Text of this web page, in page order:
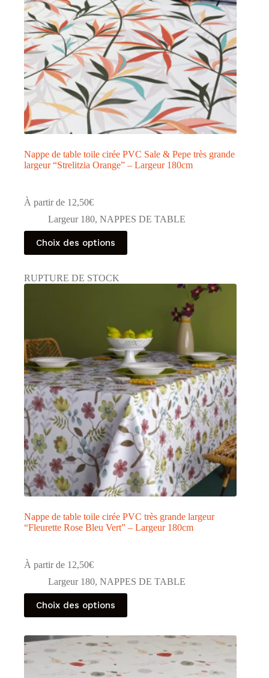
Nappe de table toile cirée PVC Sale & Pepe très grande
largeur “Strelitzia Orange” – Largeur 180cm
À partir de 12,50€
Largeur 180, NAPPES DE TABLE
Choix des options
Ce
produit
a
variations.
sur
la
page
du
produit
RUPTURE DE STOCK
Nappe de table toile cirée PVC très grande largeur
“Fleurette Rose Bleu Vert” – Largeur 180cm
À partir de 12,50€
Largeur 180, NAPPES DE TABLE
Choix des options
produit
a
variations.
Les
options